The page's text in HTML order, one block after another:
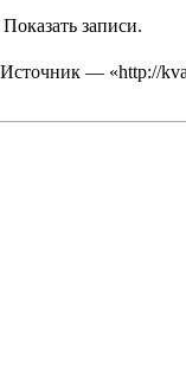
Показать записи.
Источник — «http://